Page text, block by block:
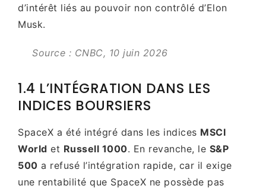
d’intérêt liés au pouvoir non contrôlé d’Elon
Musk.
Source : CNBC, 10 juin 2026
1.4 L’INTÉGRATION DANS LES
INDICES BOURSIERS
SpaceX a été intégré dans les indices MSCI
World et Russell 1000. En revanche, le S&P
500 a refusé l’intégration rapide, car il exige
une rentabilité que SpaceX ne possède pas